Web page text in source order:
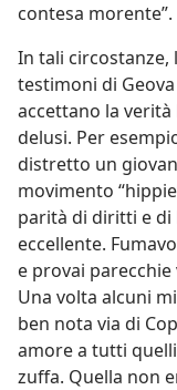
contesa morente”.
In tali circostanze,
testimoni di
accettano la
delusi. Per
distretto un
movimento
parità di diritti e di
eccellente.
e provai parecchie
Una volta alcuni
ben nota via di
amore a tutti
zuffa. Quella non